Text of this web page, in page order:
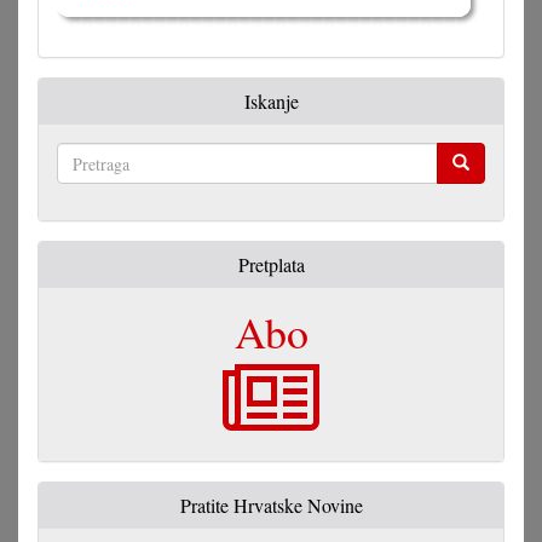
Iskanje
Pretplata
Abo
Pratite Hrvatske Novine